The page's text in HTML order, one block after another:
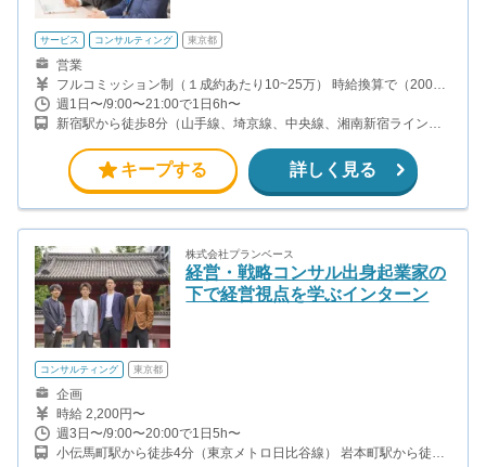
サービス コンサルティング 東京都
営業
フルコミッション制（１成約あたり10~25万） 時給換算で（2000
円〜2500円）程度が目安となります。 月100万を稼ぐ学生多数在籍
しています。 ■収入例 〇入社1か月目（九州大学2年生） 役職：ア
ポインター 月間1契約×10万円＝10万円 ＋交通費 〇入社3か月目
（福岡大学2年生） 役職：アポインター 月間2契約×13万円＝26万
円 ＋交通費 〇入社6か月目（西南大学3年生） 役職：アポインター
月間5契約×15万円＝75万円 ＋交通費 〇入社15か月目（長崎大学3
年生） 役職：クローザー 月間3契約×25万=75万円 ＋交通費 交通費
支給あり
週1日〜/9:00〜21:00で1日6h〜
新宿駅から徒歩8分（山手線、埼京線、中央線、湘南新宿ライン、
キープする 詳しく見る
株式会社プランベース
経営・戦略コンサル出身起業家の
下で経営視点を学ぶインターン
コンサルティング 東京都
企画
時給 2,200円〜
週3日〜/9:00〜20:00で1日5h〜
小伝馬町駅から徒歩4分（東京メトロ日比谷線） 岩本町駅から徒歩